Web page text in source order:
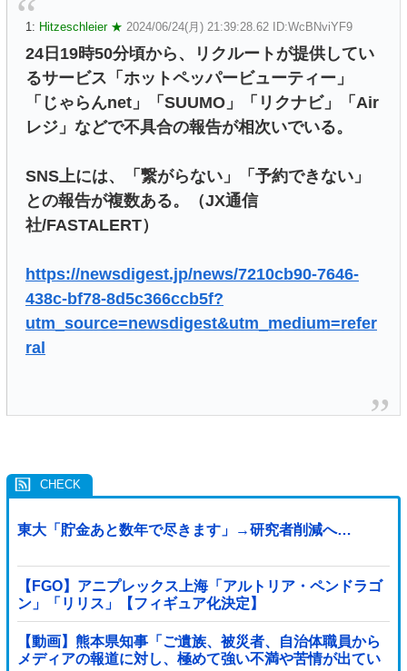
1: Hitzeschleier ★ 2024/06/24(月) 21:39:28.62 ID:WcBNviYF9
24日19時50分頃から、リクルートが提供してい
るサービス「ホットペッパービューティー」
「じゃらんnet」「SUUMO」「リクナビ」「Air
レジ」などで不具合の報告が相次いでいる。
SNS上には、「繋がらない」「予約できない」
との報告が複数ある。（JX通信
社/FASTALERT）
https://newsdigest.jp/news/7210cb90-7646-
438c-bf78-8d5c366ccb5f?
utm_source=newsdigest&utm_medium=refer
ral
東大「貯金あと数年で尽きます」→研究者削減へ…
【FGO】アニプレックス上海「アルトリア・ペンドラゴ
ン」「リリス」【フィギュア化決定】
【動画】熊本県知事「ご遺族、被災者、自治体職員から
メディアの報道に対し、極めて強い不満や苦情が出てい